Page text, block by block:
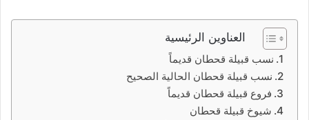
العناوين الرئيسية
نسب قبيلة قحطان قديماً
نسب قبيلة قحطان الحالية الصحيح
فروع قبيلة قحطان قديماً
شيوخ قبيلة قحطان